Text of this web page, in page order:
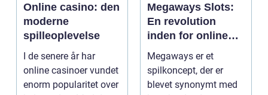
Online casino: den
moderne
spilleoplevelse
I de senere år har
online casinoer vundet
enorm popularitet over
Megaways Slots:
En revolution
inden for online
spilleautomater
Megaways er et
spilkoncept, der er
blevet synonymt med